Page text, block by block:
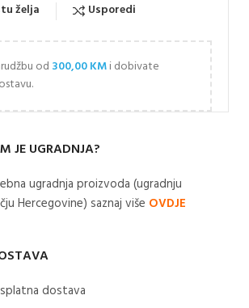
želja Usporedi
od 300,00KMi dobivate
JE UGRADNJA?
ugradnja proizvoda (ugradnju
Hercegovine) saznaj više OVDJE
dostava​